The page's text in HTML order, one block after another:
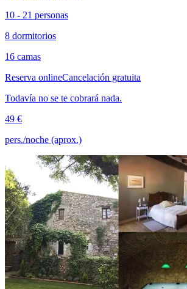
10 - 21 personas
8 dormitorios
16 camas
Reserva onlineCancelación gratuita
Todavía no se te cobrará nada.
49 €
pers./noche (aprox.)